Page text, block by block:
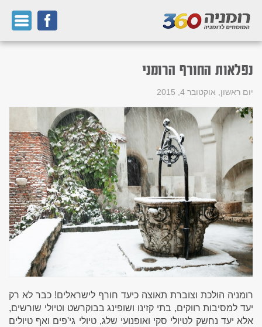
נפלאות החורף הרומני
יום ראשון, אוקטובר 4, 2015
רומניה הולכת וצוברת תאוצה כיעד חורף לישראלים! כבר לא רק
יעד למסיבות רווקים, בתי קזינו ושופינג בבוקרשט וטיולי שורשים,
אלא יעד נחשק לטיולי סקי ואופנועי שלג, טיולי גי'פים ואף טיולים